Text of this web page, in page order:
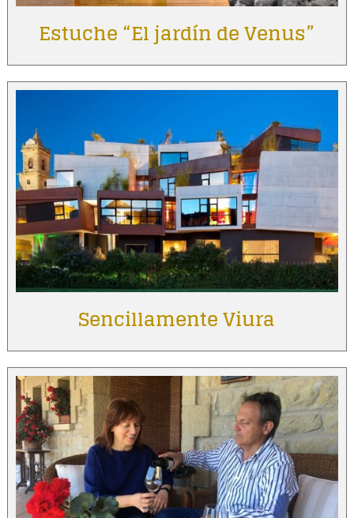
Estuche “El jardín de Venus”
Sencillamente Viura